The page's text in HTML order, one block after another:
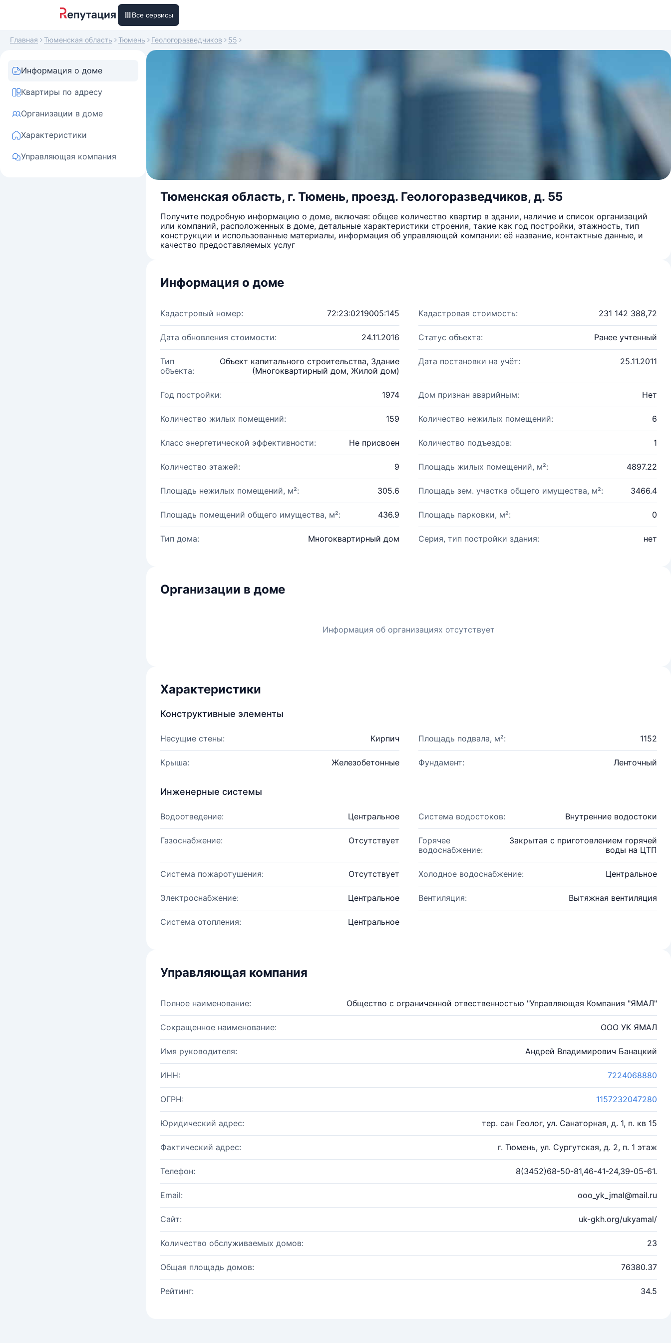
Все сервисы
Главная Тюменская область Тюмень Геологоразведчиков 55
Информация о доме
Квартиры по адресу
Организации в доме
Характеристики
Управляющая компания
Тюменская область, г. Тюмень, проезд. Геологоразведчиков, д. 55
Получите подробную информацию о доме, включая: общее количество квартир в здании, наличие и список организаций
или компаний, расположенных в доме, детальные характеристики строения, такие как год постройки, этажность, тип
конструкции и использованные материалы, информация об управляющей компании: её название, контактные данные, и
качество предоставляемых услуг
Информация о доме
Кадастровый номер: 72:23:0219005:145 Кадастровая стоимость: 231 142 388,72
Дата обновления стоимости: 24.11.2016 Статус объекта: Ранее учтенный
Тип
объекта:
Объект капитального строительства, Здание
(Многоквартирный дом, Жилой дом)
Дата постановки на учёт: 25.11.2011
Год постройки: 1974 Дом признан аварийным: Нет
Количество жилых помещений: 159 Количество нежилых помещений: 6
Класс энергетической эффективности: Не присвоен Количество подъездов: 1
Количество этажей: 9 Площадь жилых помещений, м²: 4897.22
Площадь нежилых помещений, м²: 305.6 Площадь зем. участка общего имущества, м²: 3466.4
Площадь помещений общего имущества, м²: 436.9 Площадь парковки, м²: 0
Тип дома: Многоквартирный дом Серия, тип постройки здания: нет
Организации в доме
Информация об организациях отсутствует
Характеристики
Конструктивные элементы
Несущие стены: Кирпич Площадь подвала, м²: 1152
Крыша: Железобетонные Фундамент: Ленточный
Инженерные системы
Водоотведение: Центральное Система водостоков: Внутренние водостоки
Газоснабжение: Отсутствует
Горячее
водоснабжение:
Закрытая с приготовлением горячей
воды на ЦТП
Система пожаротушения: Отсутствует Холодное водоснабжение: Центральное
Электроснабжение: Центральное Вентиляция: Вытяжная вентиляция
Система отопления: Центральное
Управляющая компания
Полное наименование: Общество с ограниченной отвественностью "Управляющая Компания "ЯМАЛ"
Сокращенное наименование: ООО УК ЯМАЛ
Имя руководителя: Андрей Владимирович Банацкий
ИНН: 7224068880
ОГРН: 1157232047280
Юридический адрес: тер. сан Геолог, ул. Санаторная, д. 1, п. кв 15
Фактический адрес: г. Тюмень, ул. Сургутская, д. 2, п. 1 этаж
Телефон: 8(3452)68-50-81,46-41-24,39-05-61.
Email: ooo_yk_jmal@mail.ru
Сайт: uk-gkh.org/ukyamal/
Количество обслуживаемых домов: 23
Общая площадь домов: 76380.37
Рейтинг: 34.5